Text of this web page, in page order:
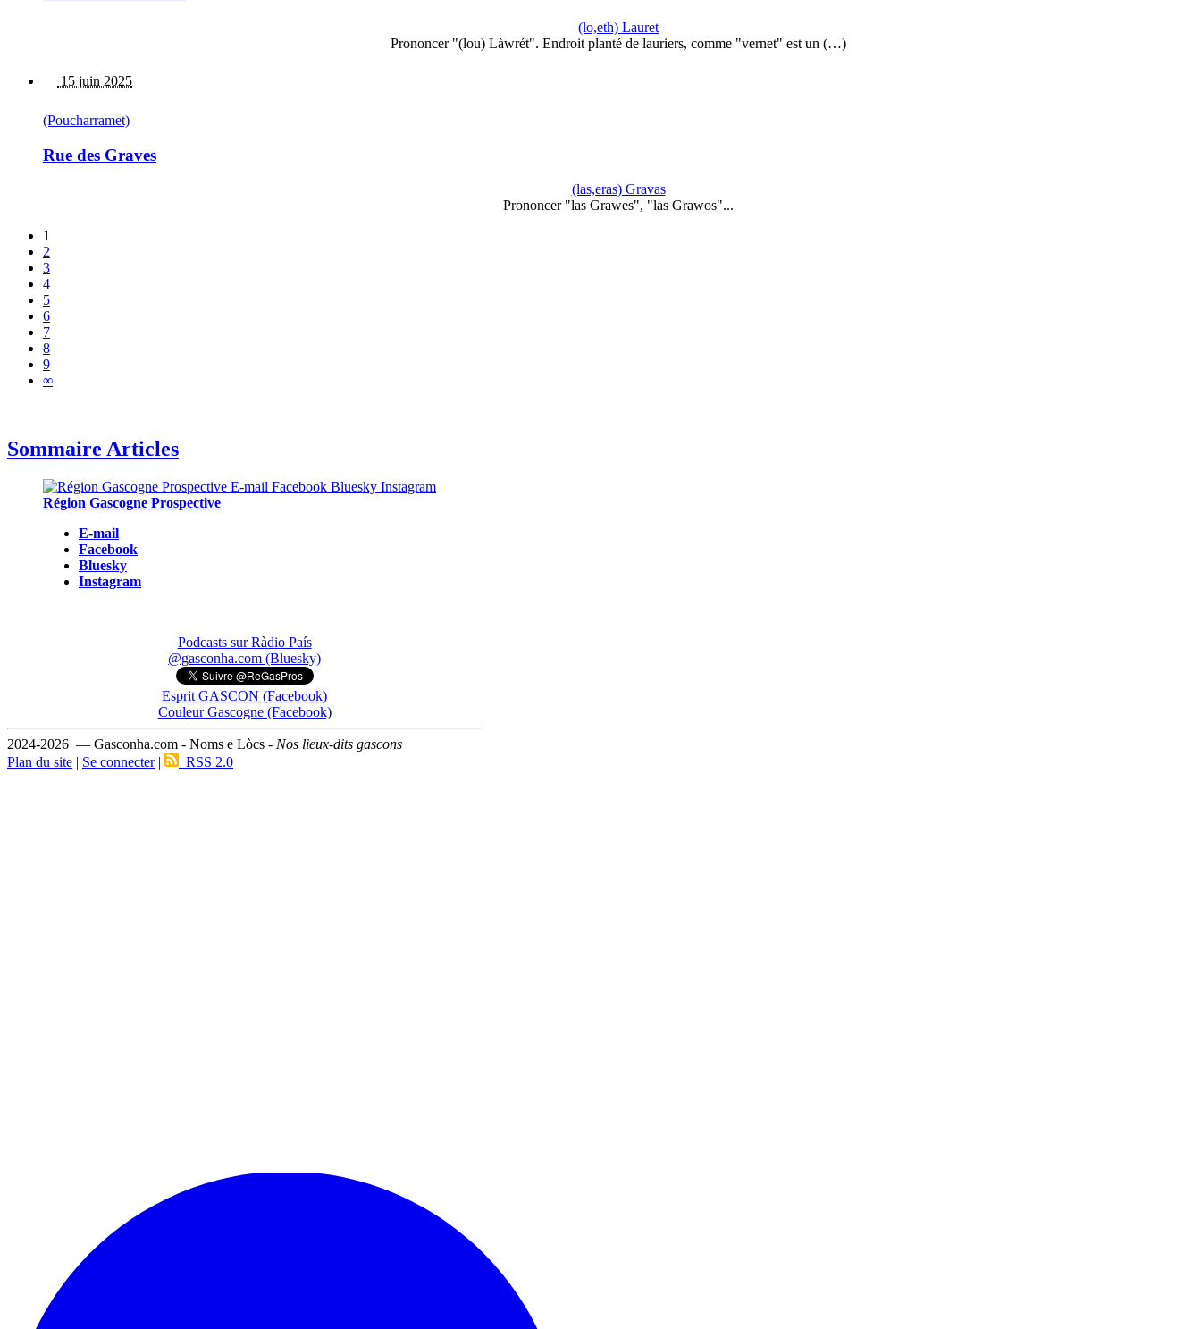
(lo,eth) Lauret
Prononcer "(lou) Làwrét". Endroit planté de lauriers, comme "vernet" est un (…)
15 juin 2025
(Poucharramet)
Rue des Graves
(las,eras) Gravas
Prononcer "las Grawes", "las Grawos"...
1
2
3
4
5
6
7
8
9
∞
Sommaire Articles
Région Gascogne Prospective
E-mail
Facebook
Bluesky
Instagram
Podcasts sur Ràdio País
@gasconha.com (Bluesky)
Esprit GASCON (Facebook)
Couleur Gascogne (Facebook)
2024-2026 — Gasconha.com - Noms e Lòcs - Nos lieux-dits gascons
Plan du site | Se connecter| RSS 2.0